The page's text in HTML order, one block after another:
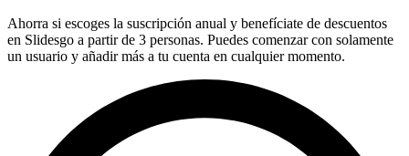
Ahorra si escoges la suscripción anual y benefíciate de descuentos
en Slidesgo a partir de 3 personas. Puedes comenzar con solamente
un usuario y añadir más a tu cuenta en cualquier momento.